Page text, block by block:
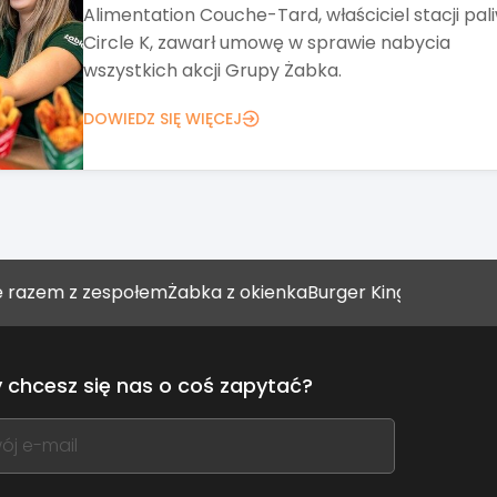
Targi Franczyza od ponad 20 lat pomagają
pomysł na biznes. Tegoroczna edycja stawia
na networking, wykłady i Strefę Biznesu.
DOWIEDZ SIĘ WIĘCEJ
Żabka z okienkaBurger King umacnia się w
chcesz się nas o coś zapytać?